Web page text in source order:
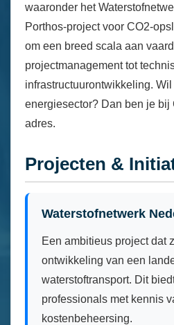
waaronder het
Porthos-project voor CO2-
om een breed scala aan
projectmanagement tot
infrastructuurontwikkeling.
energiesector? Dan ben je bij
adres.
Projecten &
Waterstofnetwerk
Een ambitieus project dat
ontwikkeling van een
waterstoftransport. Dit
professionals met kennis
kostenbeheersing.